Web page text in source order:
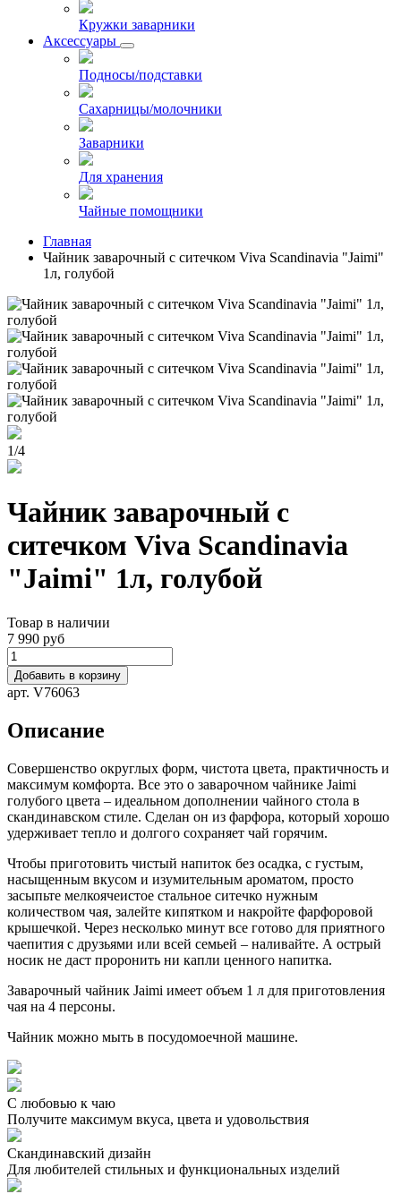
Кружки заварники
Аксессуары
Подносы/подставки
Сахарницы/молочники
Заварники
Для хранения
Чайные помощники
Главная
Чайник заварочный с ситечком Viva Scandinavia "Jaimi"
1л, голубой
1/4
Чайник заварочный с
ситечком Viva Scandinavia
"Jaimi" 1л, голубой
Товар в наличии
7 990 руб
Добавить в корзину
арт. V76063
Описание
Совершенство округлых форм, чистота цвета, практичность и
максимум комфорта. Все это о заварочном чайнике Jaimi
голубого цвета – идеальном дополнении чайного стола в
скандинавском стиле. Сделан он из фарфора, который хорошо
удерживает тепло и долгого сохраняет чай горячим.
Чтобы приготовить чистый напиток без осадка, с густым,
насыщенным вкусом и изумительным ароматом, просто
засыпьте мелкоячеистое стальное ситечко нужным
количеством чая, залейте кипятком и накройте фарфоровой
крышечкой. Через несколько минут все готово для приятного
чаепития с друзьями или всей семьей – наливайте. А острый
носик не даст проронить ни капли ценного напитка.
Заварочный чайник Jaimi имеет объем 1 л для приготовления
чая на 4 персоны.
Чайник можно мыть в посудомоечной машине.
С любовью к чаю
Получите максимум вкуса, цвета и удовольствия
Скандинавский дизайн
Для любителей стильных и функциональных изделий